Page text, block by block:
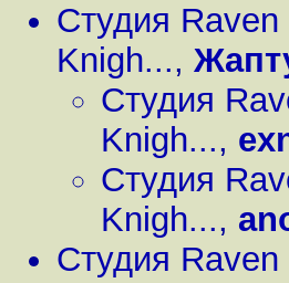
Студия Raven
Knigh...,
Студия
Knigh...,
Студия
Knigh...,
Студия Raven